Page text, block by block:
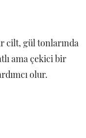
cilt, gül tonlarında
ama çekici bir
olur.